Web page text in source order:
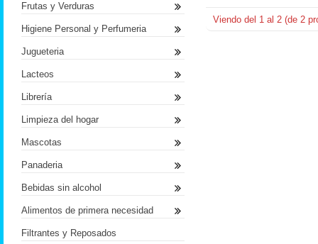
Viendo del 1 al 2 (de 2
Frutas y Verduras
Higiene Personal y Perfumeria
Jugueteria
Lacteos
Librería
Limpieza del hogar
Mascotas
Panaderia
Bebidas sin alcohol
Alimentos de primera necesidad
Filtrantes y Reposados